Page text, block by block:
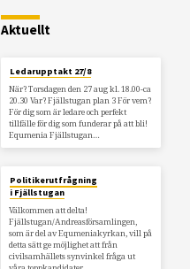
Aktuellt
Ledarupptakt 27/8
När? Torsdagen den 27 aug kl. 18.00-ca
20.30 Var? Fjällstugan plan 3 För vem?
För dig som är ledare och perfekt
tillfälle för dig som funderar på att bli!
Equmenia Fjällstugan…
Politikerutfrågning
i Fjällstugan
Välkommen att delta!
Fjällstugan/Andreasförsamlingen,
som är del av Equmeniakyrkan, vill på
detta sätt ge möjlighet att från
civilsamhällets synvinkel fråga ut